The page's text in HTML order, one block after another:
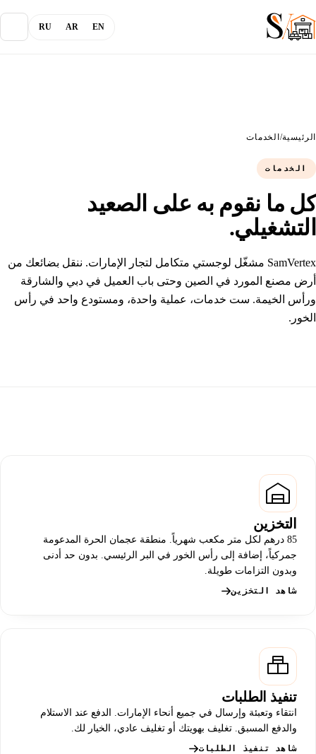
EN
AR
RU
المدونة
القنوات
تسجيل الدخول
الرئيسية/ الخدمات
الخدمات
كل ما نقوم به على الصعيد
التشغيلي.
SamVertex مشغّل لوجستي متكامل لتجار الإمارات. ننقل بضائعك من
أرض مصنع المورد في الصين وحتى باب العميل في دبي والشارقة
ورأس الخيمة. ست خدمات، عملية واحدة، ومستودع واحد في رأس
الخور.
التخزين
85 درهم لكل متر مكعب شهرياً. منطقة عجمان الحرة المدعومة
جمركياً، إضافة إلى رأس الخور في البر الرئيسي. بدون حد أدنى
وبدون التزامات طويلة.
شاهد التخزين
تنفيذ الطلبات
انتقاء وتعبئة وإرسال في جميع أنحاء الإمارات. الدفع عند الاستلام
والدفع المسبق. تغليف بهويتك أو تغليف عادي، الخيار لك.
شاهد تنفيذ الطلبات